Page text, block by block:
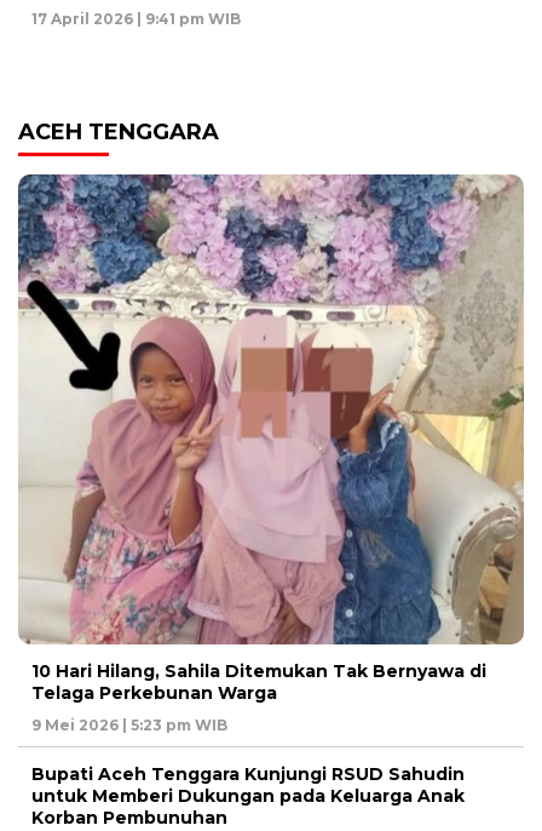
17 April 2026 | 9:41 pm WIB
ACEH TENGGARA
10 Hari Hilang, Sahila Ditemukan Tak Bernyawa di
Telaga Perkebunan Warga
9 Mei 2026 | 5:23 pm WIB
Bupati Aceh Tenggara Kunjungi RSUD Sahudin
untuk Memberi Dukungan pada Keluarga Anak
Korban Pembunuhan